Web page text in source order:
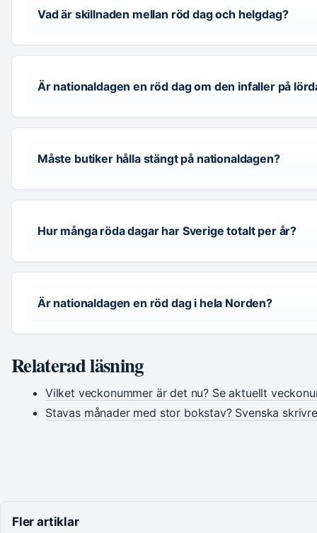
Vad är skillnaden mellan röd dag och helgdag?
Är nationaldagen en röd dag om den infaller på
Måste butiker hålla stängt på nationaldagen?
Hur många röda dagar har Sverige totalt per år?
Är nationaldagen en röd dag i hela Norden?
Relaterad läsning
Vilket veckonummer är det nu? Se aktuellt
Stavas månader med stor bokstav? Svenska
Fler artiklar